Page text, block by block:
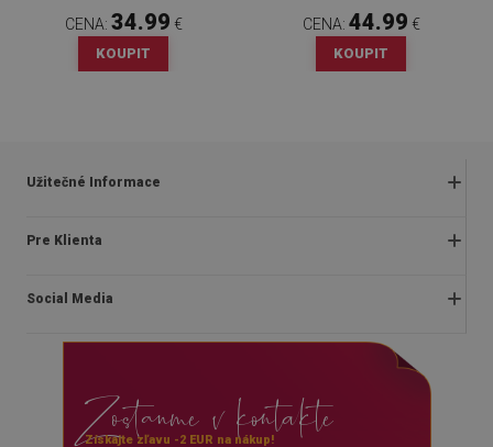
CENA: 34.99 €
KOUPIT
CENA: 44.99 €
KOUPIT
Užitečné Informace
Obchodné podmienky
Často kladené otázky
Pre Klienta
O nás
Social Media
instagram
youtube
Zostanme v kontakte
Získajte zľavu -2 EUR na nákup!